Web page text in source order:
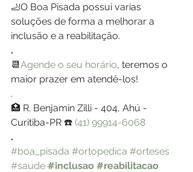
🦶O Boa Pisada possui varias
soluções de forma a melhorar a
inclusão e a reabilitação.
.
📆Agende o seu horário, teremos o
maior prazer em atendê-los!
.
🏥 R. Benjamin Zilli - 404, Ahú -
Curitiba-PR ☎️ (41) 99914-6068
.
#boa_pisada #ortopedica #orteses
#saude #inclusao #reabilitacao